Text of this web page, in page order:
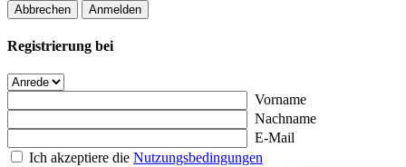
Abbrechen Anmelden
Registrierung bei
Vorname
Nachname
E-Mail
Ich akzeptiere die Nutzungsbedingungen